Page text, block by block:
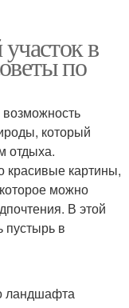
в
по
возможность
который
отдыха.
красивые картины,
можно
В этой
пустырь в
ландшафта